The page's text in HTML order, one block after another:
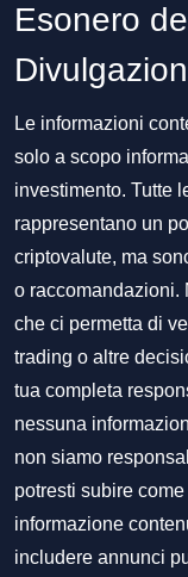
Esonero
Le informazioni
solo a scopo
investimento. Tutte
rappresentano un
criptovalute, ma
o raccomandazioni.
che ci permetta di
trading o altre
tua completa
nessuna
non siamo
potresti subire
informazione
includere annunci